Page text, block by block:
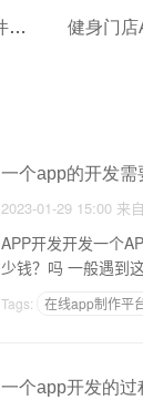
开发健康健身App需要接入哪些硬件和数据?
一个app的开发需
2023-01-29 15:00 来
APP开发开发一个
少钱？吗
Tags: 在线app制作平
一个app开发的过